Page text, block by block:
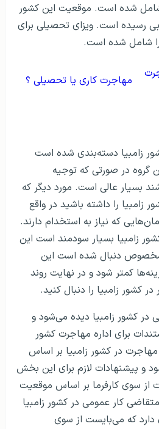
شامل شده است. موقعیت این کشور
رسیده است. ویزای تحصیلی برای
شامل شده است.
مهاجرت کاری یا تحصیلی ؟
زامبیا دسته‌بندی شده است
گروه در صورتی که توجیه
بسیار عالی است. مورد دیگر که
را داشته باشید در واقع
که نیاز به استخدام دارند.
زامبیا بسیار سودمند است این
مخصوص دنبال شده است این
کمتر شود و در نهایت روند
کشور زامبیا را دنبال کنید.
در کشور زامبیا دیده می‌شود و
برای اداره مهاجرت کشور
مهاجرت در کشور زامبیا بر اساس
و پیشنهادات لازم برای این بخش
از سوی کارفرما بر اساس موقعیت
کار عمومی در کشور زامبیا
دارد که می‌بایست از سوی